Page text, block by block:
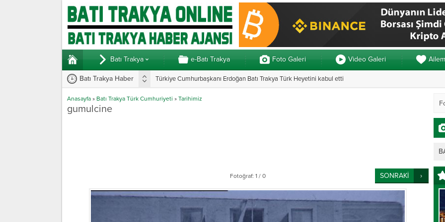
Batı Trakya e-Batı Trakya Foto Galeri Video Galeri Ailem
Batı Trakya Haber Türkiye Cumhurbaşkanı Erdoğan Batı Trakya Türk Heyetini kabul etti
Anasayfa » Batı Trakya Türk Cumhuriyeti » Tarihimiz
gumulcine
Fotoğraf: 1 / 0 SONRAKİ